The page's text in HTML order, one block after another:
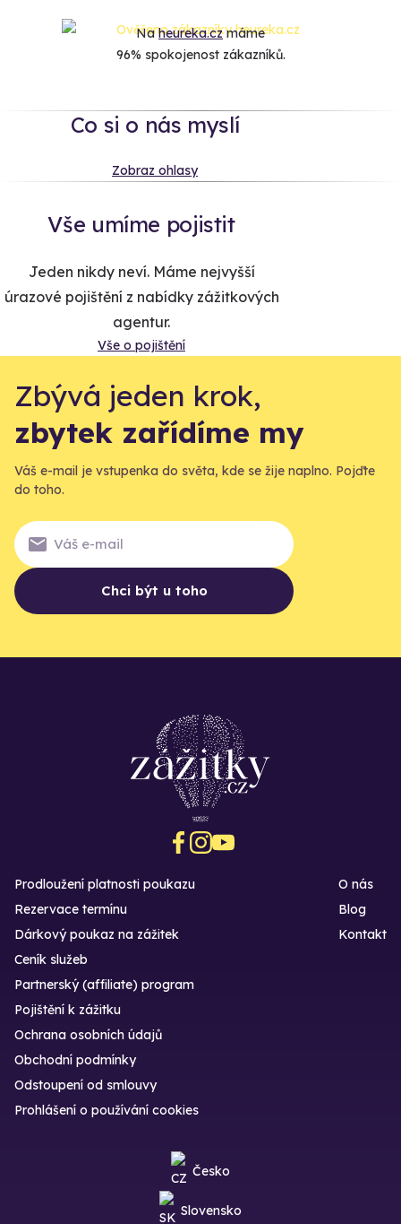
Naheureka.czmáme
96% spokojenost zákazníků.
Co si o nás myslí
Zobraz ohlasy
Vše umíme pojistit
Jeden nikdy neví. Máme nejvyšší
úrazové pojištění z nabídky zážitkových
agentur.
Vše o pojištění
Zbývá jeden krok,
zbytek zařídíme my
Váš e-mail je vstupenka do světa, kde se žije naplno. Pojďte
do toho.
Chci být u toho
Prodloužení platnosti poukazu
Rezervace termínu
Dárkový poukaz na zážitek
O nás
Blog
Kontakt
Ceník služeb
Partnerský (affiliate) program
Pojištění k zážitku
Ochrana osobních údajů
Obchodní podmínky
Odstoupení od smlouvy
Prohlášení o používání cookies
Česko
Slovensko